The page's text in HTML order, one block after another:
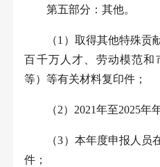
第五部分：其他。
（1 ）取得其他特殊贡
百千万人才、劳动模范和
等）等有关材料复印件；
（2） 2021年至2025年
（3）本年度申报人员
件；